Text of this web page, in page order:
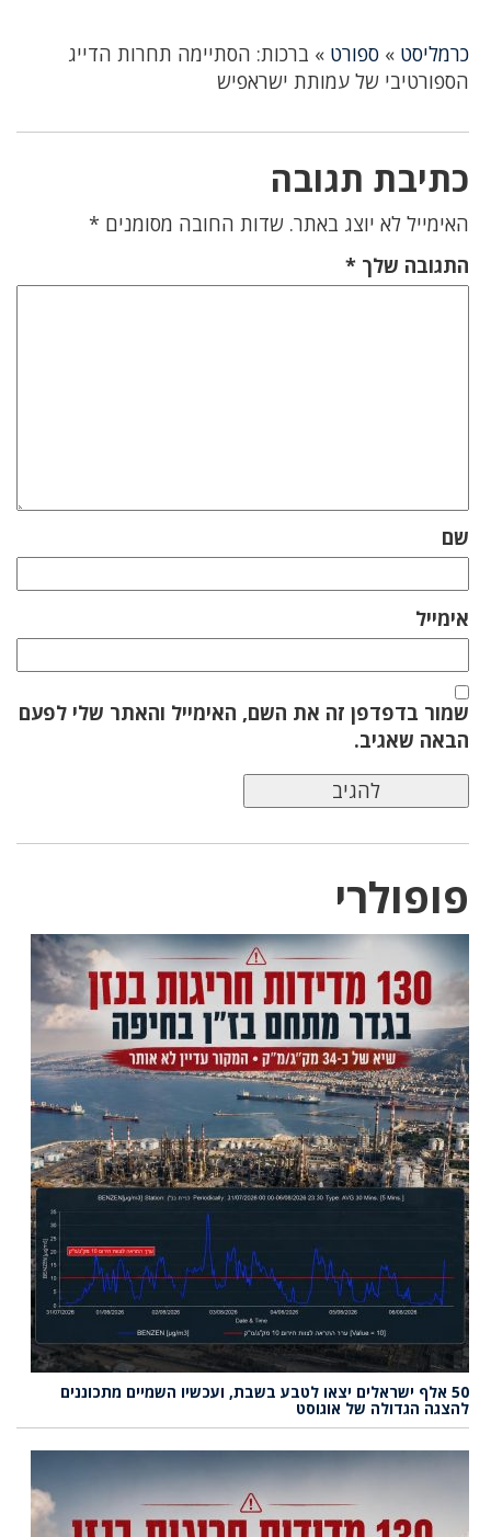
כרמליסט » ספורט » ברכות: הסתיימה תחרות הדייג
הספורטיבי של עמותת ישראפיש
כתיבת תגובה
האימייל לא יוצג באתר. שדות החובה מסומנים *
התגובה שלך *
שם
אימייל
שמור בדפדפן זה את השם, האימייל והאתר שלי לפעם
הבאה שאגיב.
פופולרי
50 אלף ישראלים יצאו לטבע בשבת, ועכשיו השמיים מתכוננים
להצגה הגדולה של אוגוסט